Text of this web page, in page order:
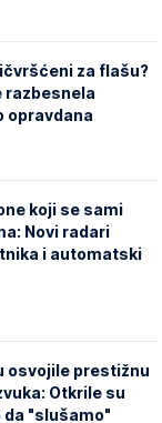
za flašu?
razbesnela
opravdana
koji se sami
Novi radari
i automatski
osvojile prestižnu
Otkrile su
da "slušamo"